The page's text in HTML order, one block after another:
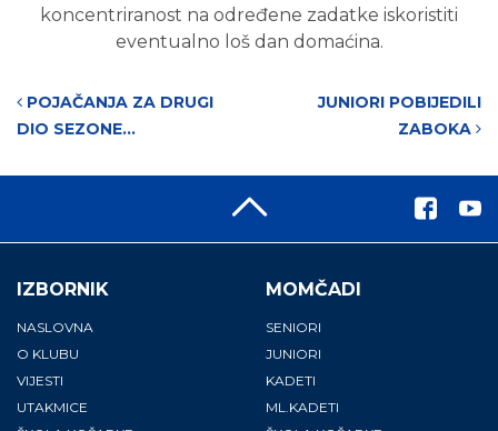
koncentriranost na određene zadatke iskoristiti
eventualno loš dan domaćina.
Post navigation
POJAČANJA ZA DRUGI
DIO SEZONE…
JUNIORI POBIJEDILI
ZABOKA
IZBORNIK
NASLOVNA
O KLUBU
VIJESTI
UTAKMICE
MOMČADI
SENIORI
JUNIORI
KADETI
ML.KADETI